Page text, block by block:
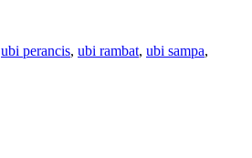
ubi perancis, ubi rambat, ubi sampa,